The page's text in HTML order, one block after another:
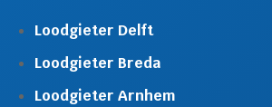
Loodgieter Delft
Loodgieter Breda
Loodgieter Arnhem